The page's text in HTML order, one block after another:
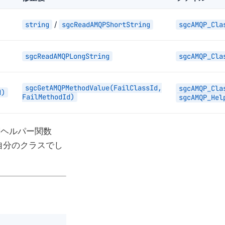
string / sgcReadAMQPShortString
sgcReadAMQPLongString
sgcGetAMQPMethodValue(FailClassId,
FailMethodId)
ルパー関数
のクラスでし